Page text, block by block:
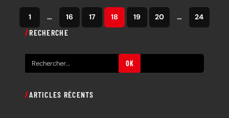
1 … 16 17 18 19 20 … 24
RECHERCHE
e
h
OK
ARTICLES RÉCENTS